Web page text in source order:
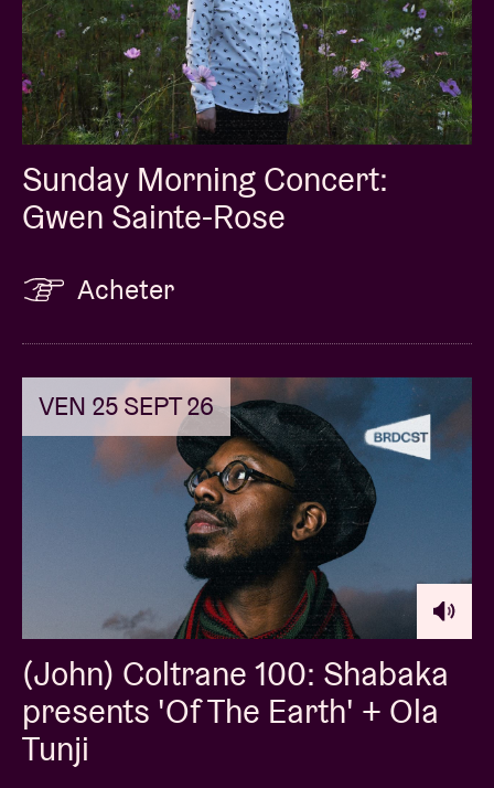
Sunday Morning Concert:
Gwen Sainte-Rose
Acheter
VEN 25 SEPT 26
(John) Coltrane 100: Shabaka
presents 'Of The Earth' + Ola
Tunji